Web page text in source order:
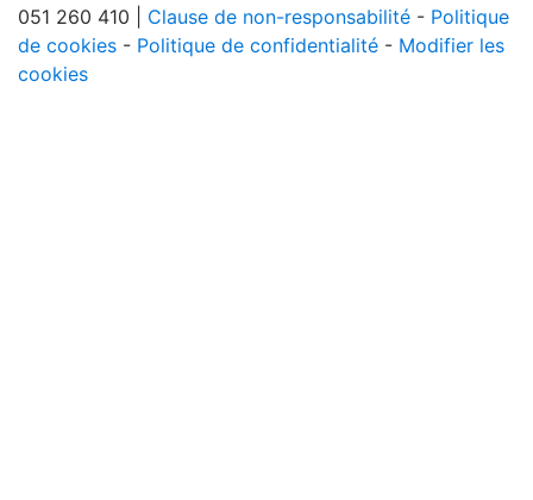
051 260 410 | Clause de non-responsabilité - Politique
de cookies - Politique de confidentialité - Modifier les
cookies